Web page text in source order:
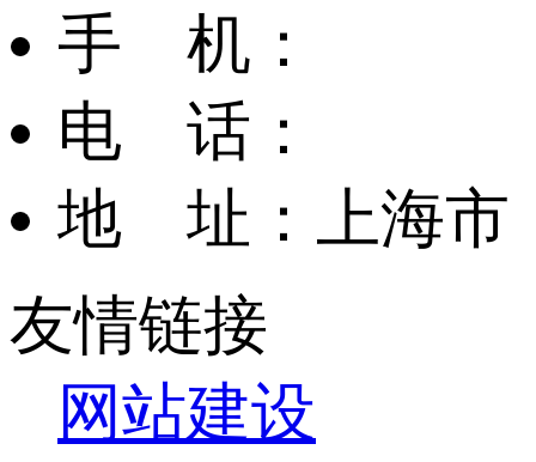
手 机：
电 话：
地 址：上海市
友情链接
网站建设